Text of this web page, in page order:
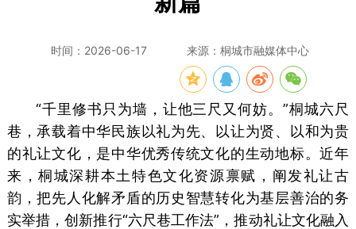
时间：2026-06-17 来源：桐城市融媒体中心
“千里修书只为墙，让他三尺又何妨。”桐城六尺
巷，承载着中华民族以礼为先、以让为贤、以和为贵
的礼让文化，是中华优秀传统文化的生动地标。近年
来，桐城深耕本土特色文化资源禀赋，阐发礼让古
韵，把先人化解矛盾的历史智慧转化为基层善治的务
实举措，创新推行“六尺巷工作法”，推动礼让文化融入